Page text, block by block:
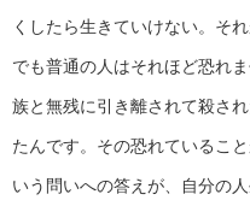
くしたら生きていけない。そ
でも普通の人はそれほど恐れ
族と無残に引き離されて殺さ
たんです。その恐れているこ
いう問いへの答えが、自分の